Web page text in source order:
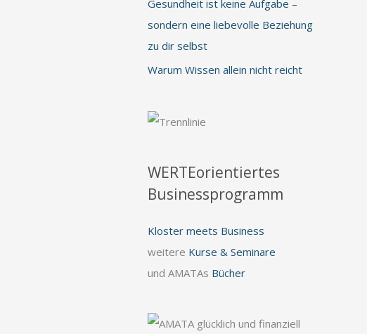
Gesundheit ist keine Aufgabe –
sondern eine liebevolle Beziehung
zu dir selbst
Warum Wissen allein nicht reicht
WERTEorientiertes
Businessprogramm
Kloster meets Business
weitere Kurse & Seminare
und AMATAs Bücher